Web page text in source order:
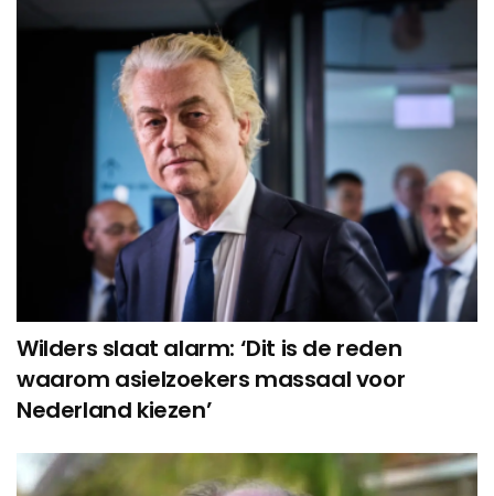
Wilders slaat alarm: ‘Dit is de reden
waarom asielzoekers massaal voor
Nederland kiezen’